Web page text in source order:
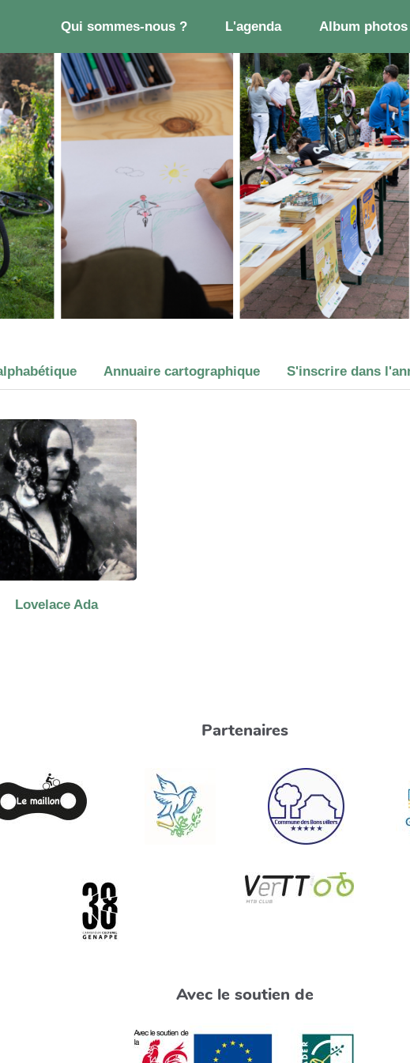
Qui sommes-nous ? L'agenda Album photos
Annuaire cartographique S'inscrire dans
Lovelace Ada
Partenaires
Avec le soutien de